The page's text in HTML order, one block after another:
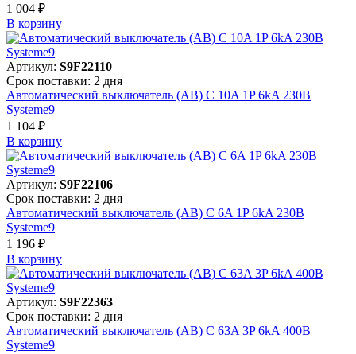
1 004 ₽
В корзинy
Артикул: S9F22110
Срок поставки: 2 дня
Автоматический выключатель (АВ) C 10A 1P 6kA 230В
Systeme9
1 104 ₽
В корзинy
Артикул: S9F22106
Срок поставки: 2 дня
Автоматический выключатель (АВ) C 6A 1P 6kA 230В
Systeme9
1 196 ₽
В корзинy
Артикул: S9F22363
Срок поставки: 2 дня
Автоматический выключатель (АВ) C 63A 3P 6kA 400В
Systeme9